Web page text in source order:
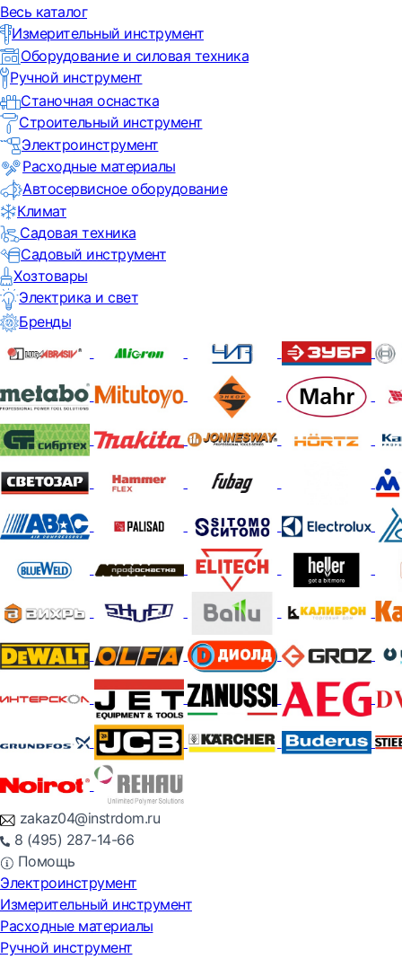
Весь каталог
Измерительный инструмент
Оборудование и силовая техника
Ручной инструмент
Станочная оснастка
Строительный инструмент
Электроинструмент
Расходные материалы
Автосервисное оборудование
Климат
Садовая техника
Садовый инструмент
Хозтовары
Электрика и свет
Бренды
zakaz04@instrdom.ru
8 (495) 287-14-66
Помощь
Электроинструмент
Измерительный инструмент
Расходные материалы
Ручной инструмент